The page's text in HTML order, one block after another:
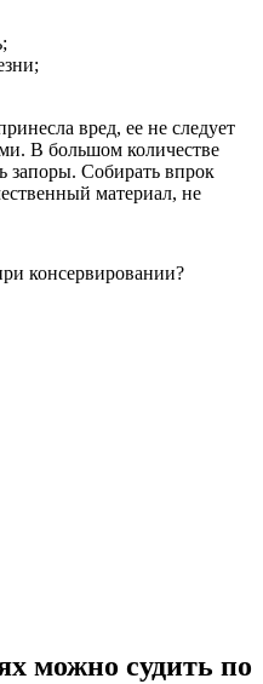
вред, ее не следует
В большом количестве
запоры. Собирать впрок
материал, не
консервировании?
можно судить по